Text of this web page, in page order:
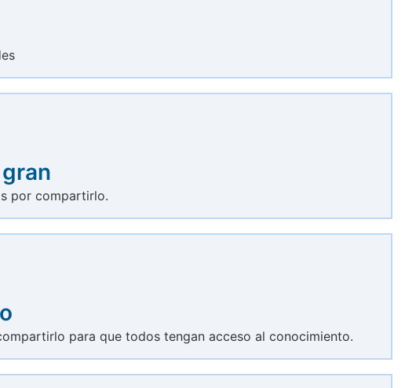
por compartirlo.
para que todos tengan acceso al conocimiento.